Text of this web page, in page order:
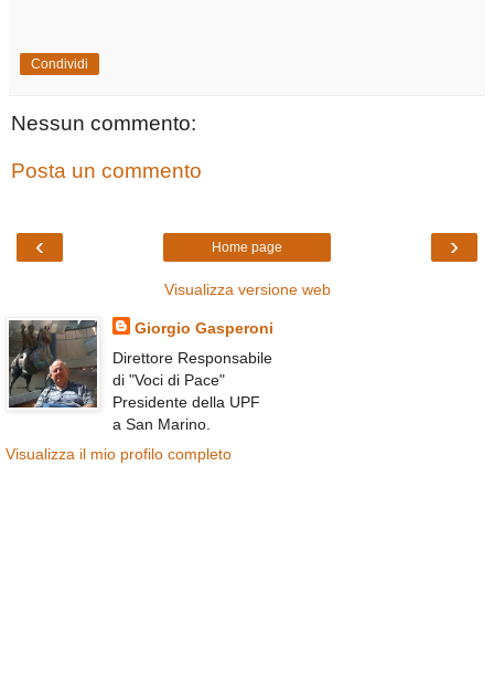
Condividi
Nessun commento:
Posta un commento
‹ ›
Home page
Visualizza versione web
Giorgio Gasperoni
Direttore Responsabile
di "Voci di Pace"
Presidente della UPF
a San Marino.
Visualizza il mio profilo completo